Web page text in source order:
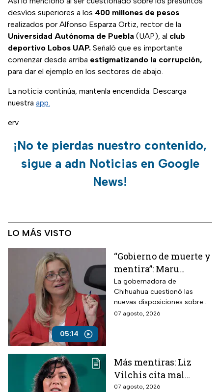
desvíos superiores a los 400 millones de pesos
realizados por Alfonso Esparza Ortiz, rector de la
Universidad Autónoma de Puebla (UAP), al club
deportivo Lobos UAP. Señaló que es importante
comenzar desde arriba estigmatizando la corrupción,
para dar el ejemplo en los sectores de abajo.
La noticia continúa, mantenla encendida. Descarga
nuestra app.
erv
¡No te pierdas nuestro contenido,
sigue a adn Noticias en Google
News!
LO MÁS VISTO
05:14
“Gobierno de muerte y
mentira”: Maru
Campos arremete
contra Morena por
polémicos
lineamientos de
La gobernadora de
Chihuahua cuestionó las
nuevas disposiciones sobre
medios y lanzó fuertes
07 agosto, 2026
Más mentiras: Liz
Vilchis cita mal
estudio de Reuters
07 agosto, 2026